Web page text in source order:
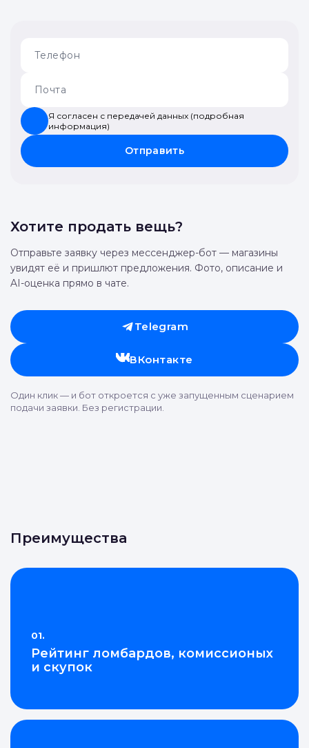
Я согласен с передачей данных (подробная
информация)
Отправить
Хотите продать вещь?
Отправьте заявку через мессенджер-бот — магазины
увидят её и пришлют предложения. Фото, описание и
AI-оценка прямо в чате.
Telegram
ВКонтакте
Один клик — и бот откроется с уже запущенным сценарием
подачи заявки. Без регистрации.
Преимущества
01.
Рейтинг ломбардов, комиссионых
и скупок